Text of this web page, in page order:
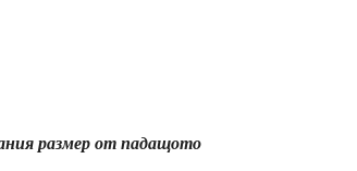
размер от падащото